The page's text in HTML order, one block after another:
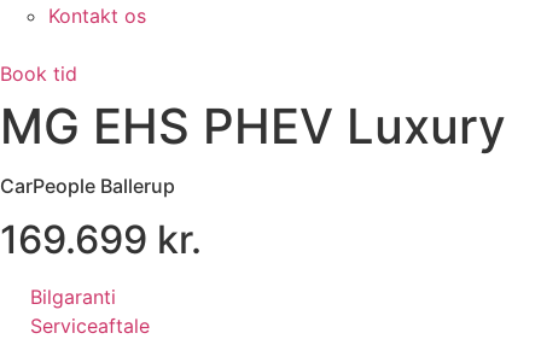
Kontakt os
Book tid
MG EHS PHEV Luxury
CarPeople Ballerup
169.699 kr.
Bilgaranti
Serviceaftale